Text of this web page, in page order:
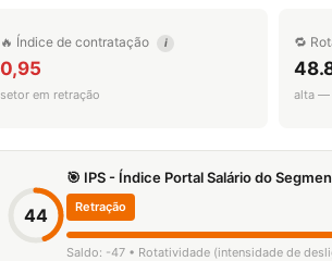
🔥 Índice de contratação i
0,95
setor em retração
🔁
alta —
44
🎯 IPS - Índice Portal Salário do
Retração
Saldo: -47 • Rotatividade (intensidade de